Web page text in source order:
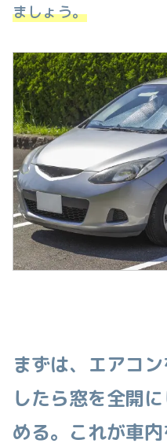
ましょう。
まずは、エアコ
したら窓を全開
める。これが車